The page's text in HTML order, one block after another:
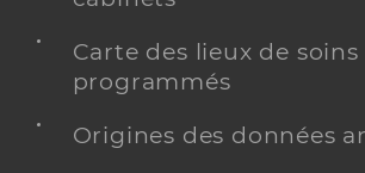
Carte des lieux de soins
programmés
Origines des données